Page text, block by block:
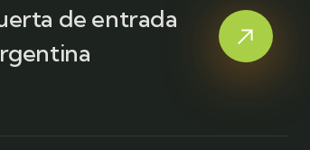
de entrada